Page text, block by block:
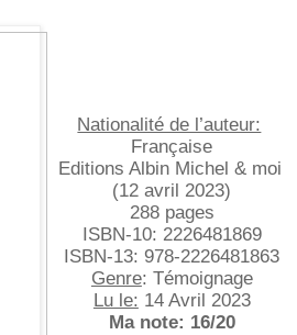
Nationalité de l’auteur:
Française
Editions Albin Michel & moi
(12 avril 2023)
288 pages
ISBN-10:‎ 2226481869
ISBN-13:‎ 978-2226481863
Genre: Témoignage
Lu le: 14 Avril 2023
Ma note: 16/20